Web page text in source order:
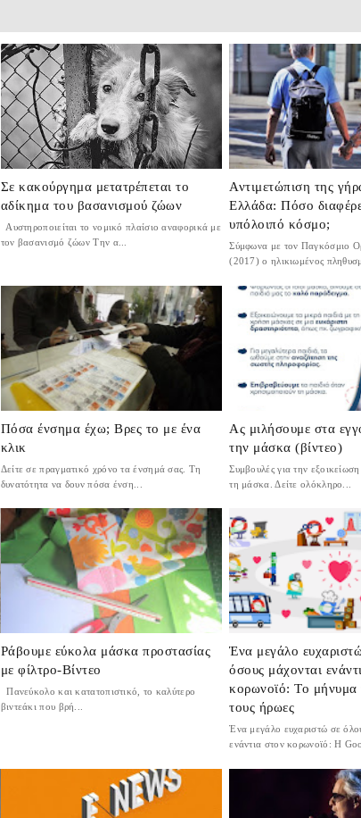
Σε κακούργημα μετατρέπεται το
αδίκημα του βασανισμού ζώων
Αυστηροποιείται το νομικό πλαίσιο αναφορικά με
τον βασανισμό ζώων Την α...
Αντιμετώπιση της
Ελλάδα: Πόσο
υπόλοιπό κόσμο;
Σύμφωνα με τον Παγκόσμιο
(2017) ο ηλικιωμένος
Πόσα ένσημα έχω; Βρες το με ένα
κλικ
Δείτε σε πραγματικό χρόνο τα ένσημά σας. Τη
δυνατότητα να δουν πόσα ένση...
Ας μιλήσουμε στα
την μάσκα (βίντεο)
Συμβουλές για την
τη μάσκα. Δείτε ολόκληρο...
Ράβουμε εύκολα μάσκα προστασίας
με φίλτρο-Βίντεο
Πανεύκολο και κατατοπιστικό, το καλύτερο
βιντεάκι που βρή...
Ένα μεγάλο
όσους μάχονται
κορωνοϊό: Το μήνυμα
τους ήρωες
Ένα μεγάλο ευχαριστώ σε
ενάντια στον κορωνοϊό: Η